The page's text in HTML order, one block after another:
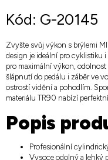
Kód: G-20145
Zvyšte svůj výkon s brýlemi
design je ideální pro cyklistiku
pro maximální výkon, odolnost
šlápnutí do pedálu i záběr ve
ostrostí vidění a pohodlím.
materiálu TR90 nabízí
Popis
Profesionální
Vysoce odolný a lehký